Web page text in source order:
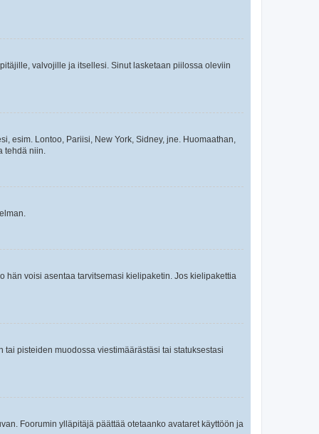
valvojille ja itsellesi. Sinut lasketaan piilossa oleviin
esim. Lontoo, Pariisi, New York, Sidney, jne. Huomaathan,
tehdä niin.
voisi asentaa tarvitsemasi kielipaketin. Jos kielipakettia
pisteiden muodossa viestimäärästäsi tai statuksestasi
Foorumin ylläpitäjä päättää otetaanko avataret käyttöön ja